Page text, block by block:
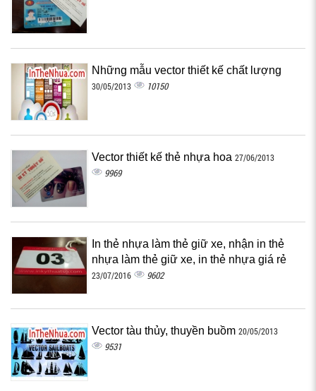
Những mẫu vector thiết kế chất lượng
30/05/2013 10150
Vector thiết kế thẻ nhựa hoa 27/06/2013
9969
In thẻ nhựa làm thẻ giữ xe, nhận in thẻ
nhựa làm thẻ giữ xe, in thẻ nhựa giá rẻ
23/07/2016 9602
Vector tàu thủy, thuyền buồm 20/05/2013
9531